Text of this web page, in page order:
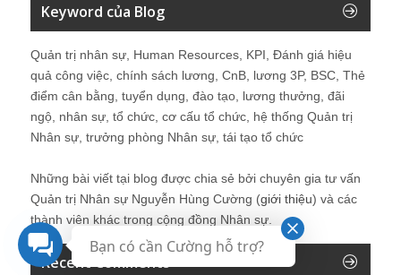
Keyword của Blog
Quản trị nhân sự, Human Resources, KPI, Đánh giá hiệu
quả công việc, chính sách lương, CnB, lương 3P, BSC, Thẻ
điểm cân bằng, tuyển dụng, đào tạo, lương thưởng, đãi
ngộ, nhân sự, tổ chức, cơ cấu tổ chức, hệ thống Quản trị
Nhân sự, trưởng phòng Nhân sự, tái tạo tổ chức
Những bài viết tại blog được chia sẻ bởi chuyên gia tư vấn
Quản trị Nhân sự Nguyễn Hùng Cường (giới thiệu) và các
thành viên khác trong cộng đồng Nhân sự.
Recent Comments
Bạn có cần Cường hỗ trợ?